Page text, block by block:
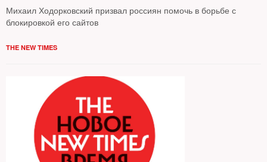
Михаил Ходорковский призвал россиян помочь в борьбе с
блокировкой его сайтов
THE NEW TIMES